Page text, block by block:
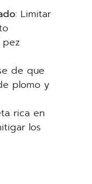
: Limitar
pez
de que
plomo y
rica en
los